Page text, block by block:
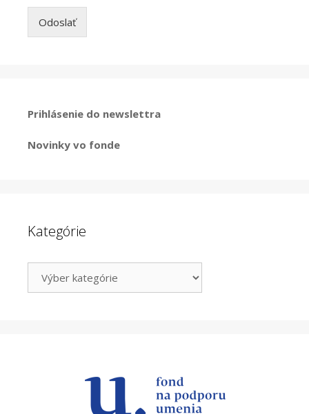
Odoslať
Prihlásenie do newslettra
Novinky vo fonde
Kategórie